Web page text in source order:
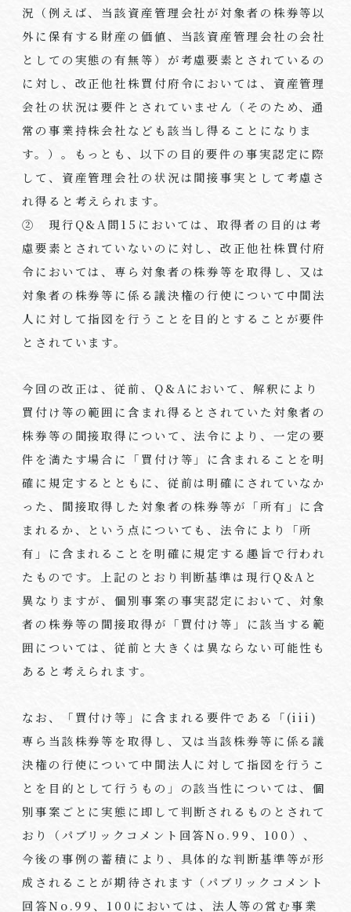
況（例えば、当該資産管理会社が対象者の株券等以
外に保有する財産の価値、当該資産管理会社の会社
としての実態の有無等）が考慮要素とされているの
に対し、改正他社株買付府令においては、資産管理
会社の状況は要件とされていません（そのため、通
常の事業持株会社なども該当し得ることになりま
す。）。もっとも、以下の目的要件の事実認定に際
して、資産管理会社の状況は間接事実として考慮さ
れ得ると考えられます。
② 現行Q&A問15においては、取得者の目的は考
慮要素とされていないのに対し、改正他社株買付府
令においては、専ら対象者の株券等を取得し、又は
対象者の株券等に係る議決権の行使について中間法
人に対して指図を行うことを目的とすることが要件
とされています。
今回の改正は、従前、Q&Aにおいて、解釈により
買付け等の範囲に含まれ得るとされていた対象者の
株券等の間接取得について、法令により、一定の要
件を満たす場合に「買付け等」に含まれることを明
確に規定するとともに、従前は明確にされていなか
った、間接取得した対象者の株券等が「所有」に含
まれるか、という点についても、法令により「所
有」に含まれることを明確に規定する趣旨で行われ
たものです。上記のとおり判断基準は現行Q&Aと
異なりますが、個別事案の事実認定において、対象
者の株券等の間接取得が「買付け等」に該当する範
囲については、従前と大きくは異ならない可能性も
あると考えられます。
なお、「買付け等」に含まれる要件である「(iii)
専ら当該株券等を取得し、又は当該株券等に係る議
決権の行使について中間法人に対して指図を行うこ
とを目的として行うもの」の該当性については、個
別事案ごとに実態に即して判断されるものとされて
おり（パブリックコメント回答No.99、100）、
今後の事例の蓄積により、具体的な判断基準等が形
成されることが期待されます（パブリックコメント
回答No.99、100においては、法人等の営む事業